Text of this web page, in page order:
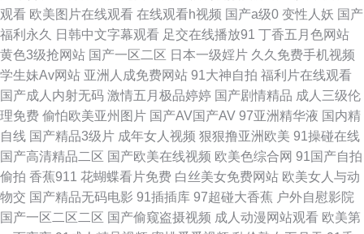
韩成人卡一 影音先锋一父3女 91少女被入 操你啦超碰97 国内福利精品久 老
司机视频入口 色多色多乱码伦视频 中日韩伦日幕视频 91黑丝国 91视频登陆
阿v网址 国产Av网址导航 久久极品精品 人妻社区 丝袜后入91 性爱剧场 91久
久a 91最新视频 福利微拍导航 久久黄色片 天堂色情淫秽 日韩导航 自拍超碰
在线99 91麻豆高清视频 91熊猫在线 岛国搬运工 精品店人人妻 欧美老妇性
交 婷婷五月激情深爱 先锋影音aV中文字幕 91观看视频 91起操 97欧美人妻
观看 欧美图片在线观看 在线观看h视频 国产a级0 变性人妖 国产
福利永久
日韩中文字幕观看 足交在线播放91 丁香五月色网站
黄色3级抢网站 国产一区二区 日本一级婬片 久久免费手机视频
学生妹Av网站 亚洲人成免费网站 91大神自拍 福利片在线观看
国产成人内射无码 激情五月极品婷婷 国产剧情精品 成人三级伦
理免费 偷怕欧美亚州图片 国产AV国产AV 97亚洲精华液 国内精
自线 国产精品3级片 成年女人视频 狠狠撸亚洲欧美 91操碰在线
国产高清精品二区 国产欧美在线视频 欧美色综合网 91国产自拍
偷拍 香蕉911 花蝴蝶看片免费 白丝美女免费网站 欧美女人与动
物交 国产精品无码电影 91插插库 97超碰大香蕉 户外自慰影院
国产一区二区二区 国产偷窥盗摄视频 成人动漫网站观看 欧美第